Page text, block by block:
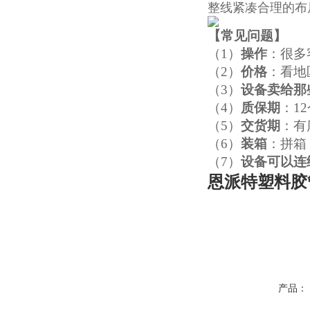
整线紧凑合理的
【常见问题】
（1） 操作 ：很
（2） 价格 ：看
（3） 设备卖给那
（4） 质保期 ：
（5） 交货期 ：
（6） 装箱 ：拼箱
（7） 设备可以
恩派特塑料
产品：